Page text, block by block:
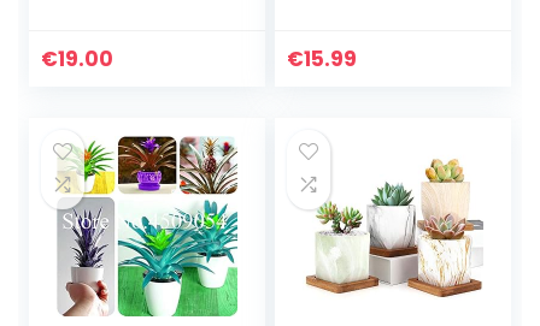
Boom Fruit
€19.00 €15.99